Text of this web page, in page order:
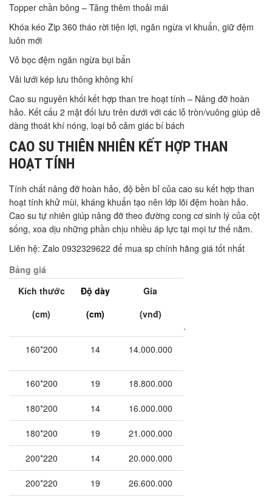
Topper chần bông – Tăng thêm thoải mái
Khóa kéo Zip 360 tháo rời tiện lợi, ngăn ngừa vi khuẩn, giữ đệm
luôn mới
Vỏ bọc đệm ngăn ngừa bụi bẩn
Vải lưới kép lưu thông không khí
Cao su nguyên khối kết hợp than tre hoạt tính – Nâng đỡ hoàn
hảo. Kết cấu 2 mặt đối lưu trên dưới với các lỗ tròn/vuông giúp dễ
dàng thoát khí nóng, loại bỏ cảm giác bí bách
CAO SU THIÊN NHIÊN KẾT HỢP THAN
HOẠT TÍNH
Tính chất nâng đỡ hoàn hảo, độ bền bỉ của cao su kết hợp than
hoạt tính khử mùi, kháng khuẩn tạo nên lớp lõi đệm hoàn hảo.
Cao su tự nhiên giúp nâng đỡ theo đường cong cơ sinh lý của cột
sống, xoa dịu những phần chịu nhiều áp lực tại mọi tư thế nằm.
Liên hệ: Zalo 0932329622 để mua sp chính hãng giá tốt nhất
Bảng giá
Kích thước
(cm)
Độ dày
(cm)
Gía
(vnđ)
160*200 14 14.000.000
160*200 19 18.800.000
180*200 14 16.000.000
180*200 19 21.000.000
200*220 14 20.000.000
200*220 19 26.600.000
.